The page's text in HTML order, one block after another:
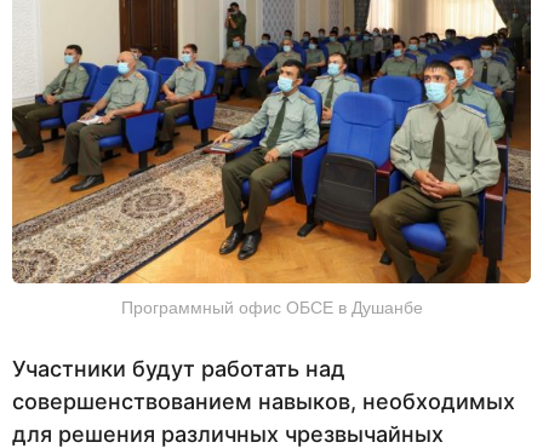
Программный офис ОБСЕ в Душанбе
Участники будут работать над
совершенствованием навыков, необходимых
для решения различных чрезвычайных